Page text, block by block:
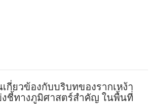
ยวข้องกับบริบทของรากเหง้า
ชี้ทางภูมิศาสตร์สำคัญ ในพื้นที่